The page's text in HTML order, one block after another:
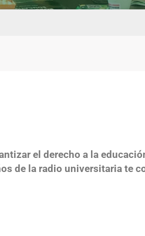
el derecho a la
de la radio universitaria te